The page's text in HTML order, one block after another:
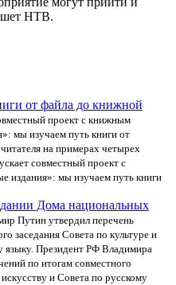
НТВ.
от файла до книжной
проект с книжным
мы изучаем путь книги от
на примерах четырех
совместный проект с
издания»: мы изучаем путь книги
Дома национальных
Путин утвердил перечень
заседания Совета по культуре и
языку. Президент РФ Владимира
по итогам совместного
и Совета по русскому